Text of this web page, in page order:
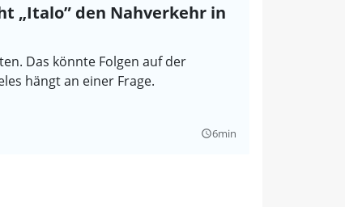
„Italo” den Nahverkehr in
Das könnte Folgen auf der
hängt an einer Frage.
query_builder6min